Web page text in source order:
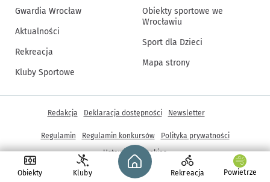
Obiekty Kluby
Strona główna - wroclaw.pl
Rekreacja Powietrze
Gwardia Wrocław
Aktualności
Rekreacja
Kluby Sportowe
Obiekty sportowe we
Wrocławiu
Sport dla Dzieci
Mapa strony
© Copyright 2005-2026, ARAW S.A., Gmina Wrocław
Inne informacje
Redakcja Deklaracja dostępności Newsletter
Regulamin Regulamin konkursów
Polityka prywatności
Ustawienia cookies